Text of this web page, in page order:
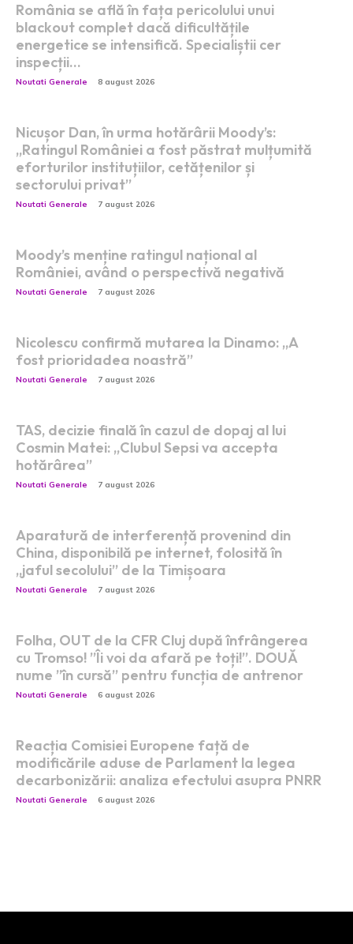
România se află în fața pericolului unui
blackout complet dacă dificultățile
energetice se intensifică. Specialiștii cer
inspecții…
Noutati Generale 8 august 2026
Nicușor Dan, în urma hotărârii Moody’s:
„Ratingul României a fost păstrat mulțumită
eforturilor instituțiilor, cetățenilor și
sectorului privat”
Noutati Generale 7 august 2026
Moody’s menține ratingul național al
României, având o perspectivă negativă
Noutati Generale 7 august 2026
Nicolescu confirmă mutarea la Dinamo: „A
fost prioridadea noastră”
Noutati Generale 7 august 2026
TAS, decizie finală în cazul de dopaj al lui
Cosmin Matei: „Clubul Sepsi va accepta
hotărârea”
Noutati Generale 7 august 2026
Aparatură de interferență provenind din
China, disponibilă pe internet, folosită în
„jaful secolului” de la Timișoara
Noutati Generale 7 august 2026
Folha, OUT de la CFR Cluj după înfrângerea
cu Tromso! ”Îi voi da afară pe toți!”. DOUĂ
nume ”în cursă” pentru funcția de antrenor
Noutati Generale 6 august 2026
Reacția Comisiei Europene față de
modificările aduse de Parlament la legea
decarbonizării: analiza efectului asupra PNRR
Noutati Generale 6 august 2026